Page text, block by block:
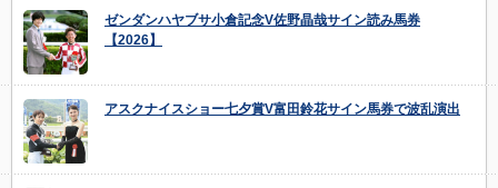
ゼンダンハヤブサ小倉記念V佐野晶哉サイン読み馬券
【2026】
アスクナイスショー七夕賞V富田鈴花サイン馬券で波乱演出